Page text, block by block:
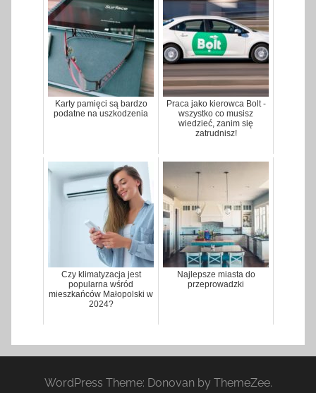
Karty pamięci są bardzo
podatne na uszkodzenia
Praca jako kierowca Bolt -
wszystko co musisz
wiedzieć, zanim się
zatrudnisz!
Czy klimatyzacja jest
popularna wśród
mieszkańców Małopolski w
2024?
Najlepsze miasta do
przeprowadzki
WordPress Theme: Donovan by ThemeZee.